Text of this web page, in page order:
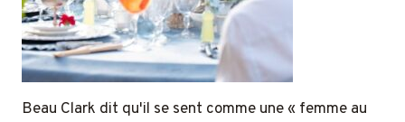
Beau Clark dit qu'il se sent comme une « femme au